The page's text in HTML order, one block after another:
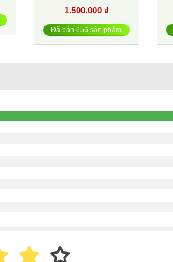
1.500.000 ₫
Đã bán 656 sản phẩm